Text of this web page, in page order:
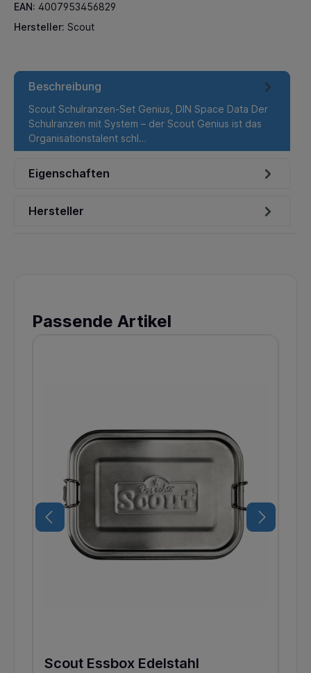
EAN: 4007953456829
Hersteller: Scout
Beschreibung
Scout Schulranzen-Set Genius, DIN Space Data Der
Schulranzen mit System – der Scout Genius ist das
Organisationstalent schl…
Eigenschaften
Hersteller
Passende Artikel
Scout Essbox Edelstahl